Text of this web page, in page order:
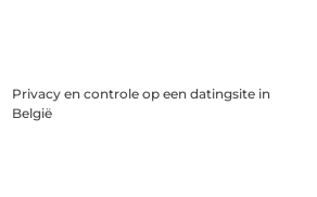
Privacy en controle op een datingsite in
België